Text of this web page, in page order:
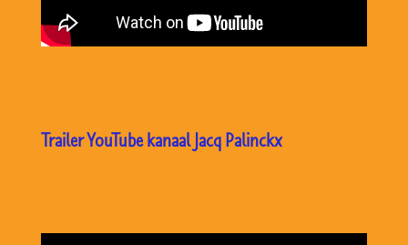
Trailer YouTube kanaal Jacq Palinckx